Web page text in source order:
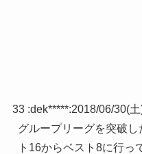
33 :dek*****:2018/06/30(
グループリーグを突破
ト16からベスト8に行